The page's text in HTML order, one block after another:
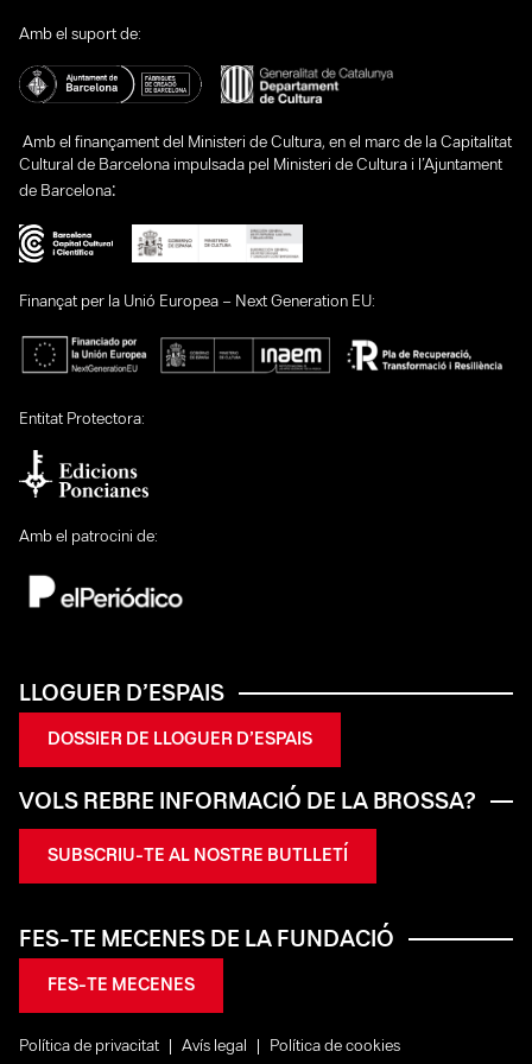
Amb el suport de:
Amb el finançament del Ministeri de Cultura, en el marc de la Capitalitat
Cultural de Barcelona impulsada pel Ministeri de Cultura i l’Ajuntament
de Barcelona:
Finançat per la Unió Europea – Next Generation EU:
Entitat Protectora:
Amb el patrocini de:
LLOGUER D’ESPAIS
DOSSIER DE LLOGUER D’ESPAIS
VOLS REBRE INFORMACIÓ DE LA BROSSA?
SUBSCRIU-TE AL NOSTRE BUTLLETÍ
FES-TE MECENES DE LA FUNDACIÓ
FES-TE MECENES
Política de privacitat Avís legal Política de cookies